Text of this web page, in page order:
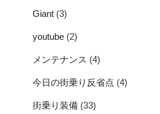
Giant (3)
youtube (2)
メンテナンス (4)
今日の街乗り反省点 (4)
街乗り装備 (33)